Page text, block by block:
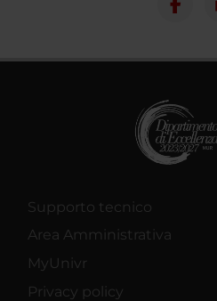
Supporto tecnico
Area Amministrativa
MyUnivr
Privacy policy